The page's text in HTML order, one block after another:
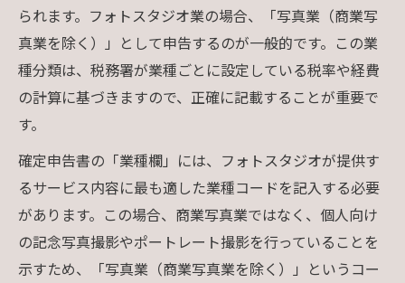
られます。フォトスタジオ業の場合、「写真業（商業写
真業を除く）」として申告するのが一般的です。この業
種分類は、税務署が業種ごとに設定している税率や経費
の計算に基づきますので、正確に記載することが重要で
す。
確定申告書の「業種欄」には、フォトスタジオが提供す
るサービス内容に最も適した業種コードを記入する必要
があります。この場合、商業写真業ではなく、個人向け
の記念写真撮影やポートレート撮影を行っていることを
示すため、「写真業（商業写真業を除く）」というコー